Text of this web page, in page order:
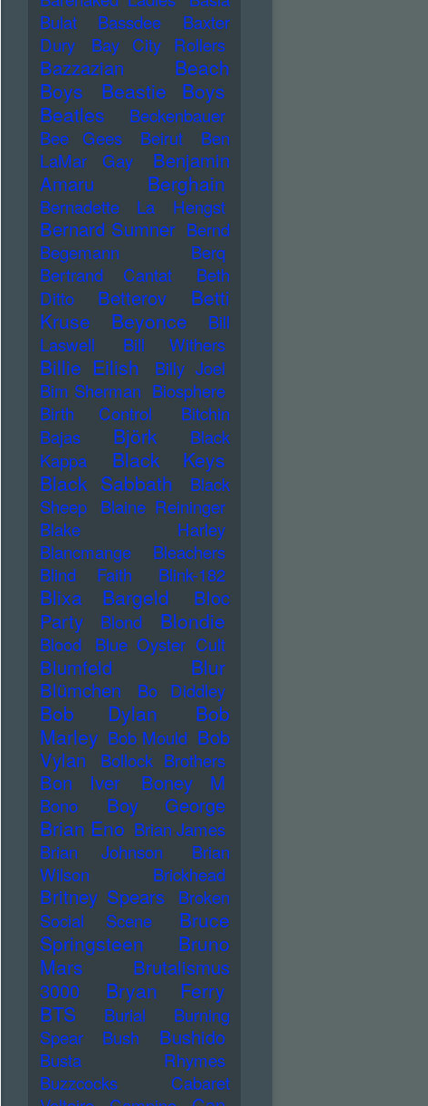
Bulat
Bassdee
Baxter
Dury
Bay City Rollers
Bazzazian
Beach
Boys
Beastie Boys
Beatles
Beckenbauer
Bee Gees
Beirut
Ben
LaMar Gay
Benjamin
Amaru
Berghain
Bernadette La Hengst
Bernard Sumner Bernd
Begemann
Berq
Bertrand Cantat
Beth
Ditto
Betterov
Betti
Kruse
Beyonce
Bill
Laswell
Bill Withers
Billie Eilish
Billy Joel
Bim Sherman Biosphere
Birth Control
Bitchin
Bajas
Björk
Black
Kappa
Black Keys
Black Sabbath
Black
Sheep
Blaine Reininger
Blake Harley
Blancmange
Bleachers
Blind Faith
Blink-182
Blixa Bargeld
Bloc
Party
Blond Blondie
Blood Blue Oyster Cult
Blumfeld Blur
Blümchen Bo Diddley
Bob Dylan
Bob
Marley Bob Mould Bob
Vylan
Bollock Brothers
Bon Iver Boney M
Bono Boy George
Brian Eno Brian James
Brian Johnson
Brian
Wilson
Brickhead
Britney Spears
Broken
Social Scene
Bruce
Springsteen
Bruno
Mars
Brutalismus
3000
Bryan Ferry
BTS
Burial
Burning
Spear
Bush Bushido
Busta Rhymes
Buzzcocks
Cabaret